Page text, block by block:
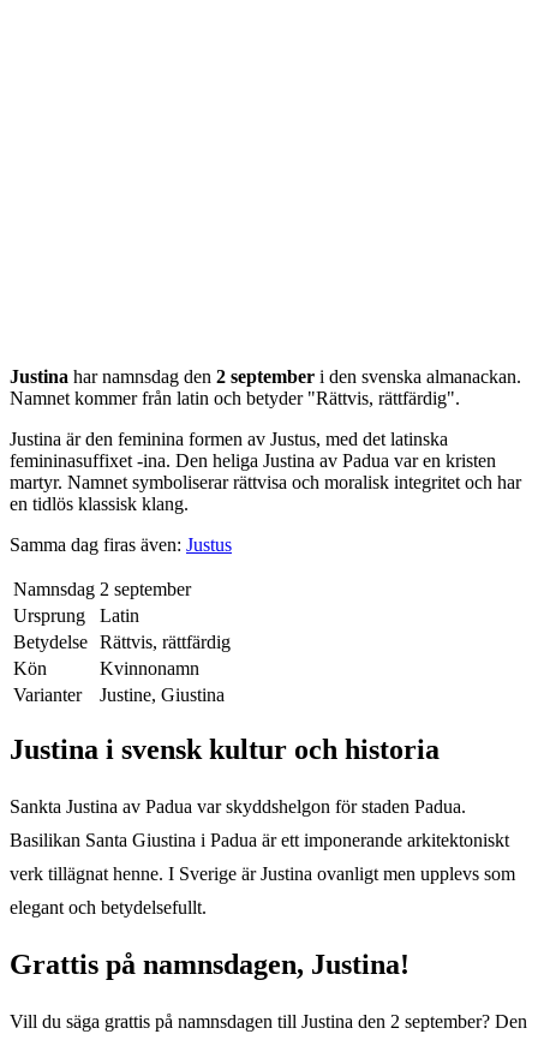
Justina har namnsdag den 2 september i den svenska almanackan.
Namnet kommer från latin och betyder "Rättvis, rättfärdig".
Justina är den feminina formen av Justus, med det latinska
femininasuffixet -ina. Den heliga Justina av Padua var en kristen
martyr. Namnet symboliserar rättvisa och moralisk integritet och har
en tidlös klassisk klang.
Samma dag firas även: Justus
Namnsdag 2 september
Ursprung
Latin
Betydelse Rättvis, rättfärdig
Kön
Kvinnonamn
Varianter
Justine, Giustina
Justina i svensk kultur och historia
Sankta Justina av Padua var skyddshelgon för staden Padua.
Basilikan Santa Giustina i Padua är ett imponerande arkitektoniskt
verk tillägnat henne. I Sverige är Justina ovanligt men upplevs som
elegant och betydelsefullt.
Grattis på namnsdagen, Justina!
Vill du säga grattis på namnsdagen till Justina den 2 september? Den